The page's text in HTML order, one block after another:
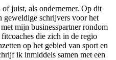
juist, als ondernemer. Op dit
geweldige schrijvers voor het
mijn businesspartner rondom
die zich in de regio
op het gebied van sport en
ik inmiddels samen met een